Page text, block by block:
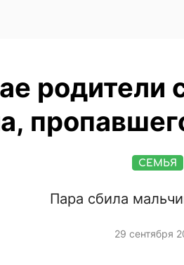
родители
СЕМЬЯ
Пара сбила
29 сентября